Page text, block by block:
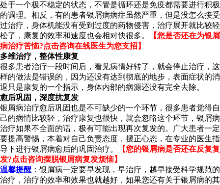
处于一个极不稳定的状态，不管是循环还是免疫都需要进行积极
的调理。相反，有的患者银屑病病症虽然严重，但是没怎么接受
过治疗，身体机能没有受到过度的药物侵害，治疗展开就比较轻
松了，康复的效率和速度也会相对快很多。
【您是否还在为银屑
病治疗苦恼?点击咨询在线医生为您支招】
多维治疗，整体性康复
很多患者治疗一段时间后，看见病情好转了，就会停止治疗，这
样的做法是错误的，因为还没有达到彻底的地步，表面症状的消
退只是康复的一个指示，身体内部的病源还没有完全去除。
愈后巩固，深度抗复发
银屑病治疗愈后巩固也是不可缺少的一个环节，很多患者觉得自
己的病情比较轻，治疗康复也很快，就会忽略这个环节，银屑病
治疗如果不全面的话，极有可能出现再次复发的。广大患者一定
要提高警惕，本着对自己负责态度，摆正心态，在专业的医生指
导下进行银屑病愈后的巩固治疗。
【您的银屑病是否还在反复复
发?点击咨询摆脱银屑病复发烦恼】
温馨提醒 ：银屑病一定要早发现，早治疗，越早接受科学规范的
治疗，治疗的效率和效果也就越好，如果您还有关于银屑病的其